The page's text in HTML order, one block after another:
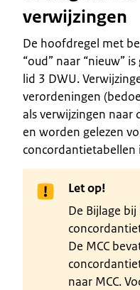
verwijzingen
De hoofdregel met
“oud” naar “nieuw”
lid 3 DWU.
verordeningen
als verwijzingen naar
en worden gelezen
concordantietabellen
Let op!
De Bijlage
De MCC
naar MCC.